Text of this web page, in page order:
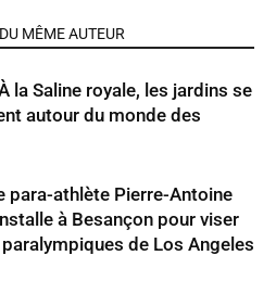
DU MÊME AUTEUR
la Saline royale, les jardins se
autour du monde des
para-athlète Pierre-Antoine
à Besançon pour viser
de Los Angeles